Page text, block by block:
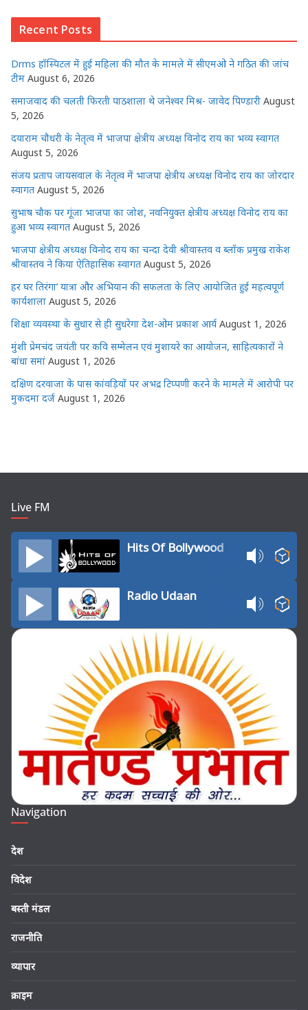
s
A
p
p
e
b
o
o
k
r n
g
r
dI
n
Recent Posts
Drms हॉस्पिटल में हुई महिला की मौत के मामले में सीएमओ ने गठित की जांच
टीम August 6, 2026
समाजवाद की चलती फिरती पाठशाला थे जनेश्वर मिश्र- जावेद पिण्डारी August
5, 2026
दयाराम चौधरी के नेतृत्व में भाजपा क्षेत्रीय अध्यक्ष विनोद राय का भव्य स्वागत
August 5, 2026
संजय प्रताप जायसवाल के नेतृत्व में भाजपा क्षेत्रीय अध्यक्ष विनोद राय का जोरदार
स्वागत August 5, 2026
सुभाष चौक पर गूंजा भाजपा का जोश, नवनियुक्त क्षेत्रीय अध्यक्ष विनोद राय का
हुआ भव्य स्वागत August 5, 2026
भाजपा क्षेत्रीय अध्यक्ष विनोद राय का चन्दा देवी श्रीवास्तव व ब्लॉक प्रमुख राकेश
श्रीवास्तव ने किया ऐतिहासिक स्वागत August 5, 2026
हर घर तिरंगा’ यात्रा और अभियान की सफलता के लिए आयोजित हुई महत्वपूर्ण
कार्यशाला August 5, 2026
शिक्षा व्यवस्था के सुधार से ही सुधरेगा देश-ओम प्रकाश आर्य August 1, 2026
मुंशी प्रेमचंद जयंती पर कवि सम्मेलन एवं मुशायरे का आयोजन, साहित्यकारों ने
बांधा समां August 1, 2026
दक्षिण दरवाजा के पास कांवड़ियों पर अभद्र टिप्पणी करने के मामले में आरोपी पर
मुकदमा दर्ज August 1, 2026
Live FM
Hits Of Bollywood
Radio Udaan
Navigation
देश
विदेश
बस्ती मंडल
राजनीति
व्यापार
क्राइम